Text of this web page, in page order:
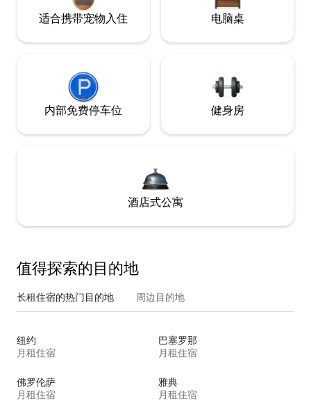
适合携带宠物入住 电脑桌
内部免费停车位 健身房
酒店式公寓
值得探索的目的地
长租住宿的热门目的地 周边目的地
纽约
月租住宿
巴塞罗那
月租住宿
佛罗伦萨
月租住宿
雅典
月租住宿